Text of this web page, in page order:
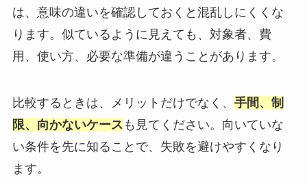
は、意味の違いを確認しておくと混乱しにくくな
ります。似ているように見えても、対象者、費
用、使い方、必要な準備が違うことがあります。
比較するときは、メリットだけでなく、 手間、制
限、向かないケース も見てください。向いていな
い条件を先に知ることで、失敗を避けやすくなり
ます。